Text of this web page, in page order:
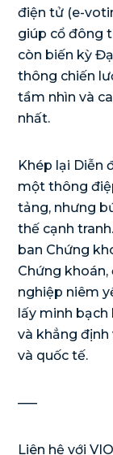
điện tử (e-
giúp cổ đông
còn biến kỳ
thông chiến
tầm nhìn và
nhất.
Khép lại Diễn
một thông
tảng, nhưng
thế cạnh
ban Chứng
Chứng
nghiệp niêm
lấy minh
và khẳng
và quốc tế.
—–
Liên hệ với